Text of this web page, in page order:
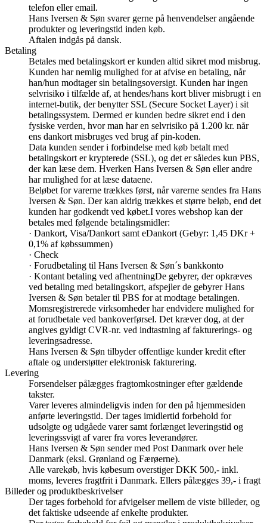
telefon eller email.
Hans Iversen & Søn svarer gerne på henvendelser angående
produkter og leveringstid inden køb.
Aftalen indgås på dansk.
Betaling
Betales med betalingskort er kunden altid sikret mod misbrug.
Kunden har nemlig mulighed for at afvise en betaling, når
han/hun modtager sin betalingsoversigt. Kunden har ingen
selvrisiko i tilfælde af, at hendes/hans kort bliver misbrugt i en
internet-butik, der benytter SSL (Secure Socket Layer) i sit
betalingssystem. Dermed er kunden bedre sikret end i den
fysiske verden, hvor man har en selvrisiko på 1.200 kr. når
ens dankort misbruges ved brug af pin-koden.
Data kunden sender i forbindelse med køb betalt med
betalingskort er krypterede (SSL), og det er således kun PBS,
der kan læse dem. Hverken Hans Iversen & Søn eller andre
har mulighed for at læse dataene.
Beløbet for varerne trækkes først, når varerne sendes fra Hans
Iversen & Søn. Der kan aldrig trækkes et større beløb, end det
kunden har godkendt ved købet.I vores webshop kan der
betales med følgende betalingsmidler:
· Dankort, Visa/Dankort samt eDankort (Gebyr: 1,45 DKr +
0,1% af købssummen)
· Check
· Forudbetaling til Hans Iversen & Søn´s bankkonto
· Kontant betaling ved afhentningDe gebyrer, der opkræves
ved betaling med betalingskort, afspejler de gebyrer Hans
Iversen & Søn betaler til PBS for at modtage betalingen.
Momsregistrerede virksomheder har endvidere mulighed for
at forudbetale ved bankoverførsel. Det kræver dog, at der
angives gyldigt CVR-nr. ved indtastning af fakturerings- og
leveringsadresse.
Hans Iversen & Søn tilbyder offentlige kunder kredit efter
aftale og understøtter elektronisk fakturering.
Levering
Forsendelser pålægges fragtomkostninger efter gældende
takster.
Varer leveres almindeligvis inden for den på hjemmesiden
anførte leveringstid. Der tages imidlertid forbehold for
udsolgte og udgåede varer samt forlænget leveringstid og
leveringssvigt af varer fra vores leverandører.
Hans Iversen & Søn sender med Post Danmark over hele
Danmark (eksl. Grønland og Færøerne).
Alle varekøb, hvis købesum overstiger DKK 500,- inkl.
moms, leveres fragtfrit i Danmark. Ellers pålægges 39,- i fragt
Billeder og produktbeskrivelser
Der tages forbehold for afvigelser mellem de viste billeder, og
det faktiske udseende af enkelte produkter.